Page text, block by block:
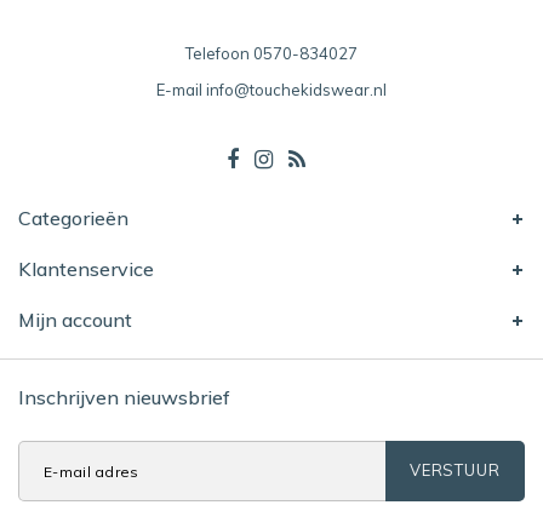
Telefoon 0570-834027
E-mail info@touchekidswear.nl
Categorieën
Klantenservice
Mijn account
Inschrijven nieuwsbrief
VERSTUUR